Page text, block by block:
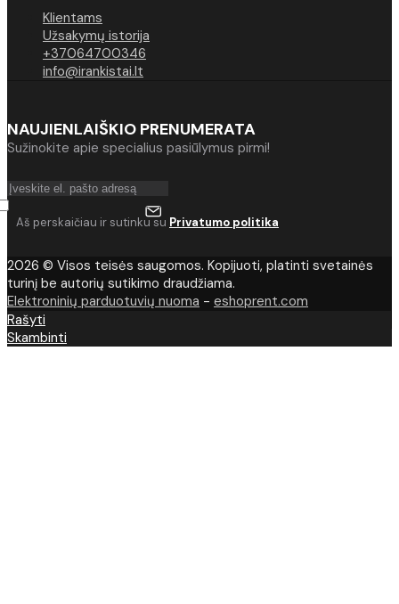
Klientams
Užsakymų istorija
+37064700346
info@irankistai.lt
NAUJIENLAIŠKIO PRENUMERATA
Sužinokite apie specialius pasiūlymus pirmi!
Aš perskaičiau ir sutinku su Privatumo politika
2026 © Visos teisės saugomos. Kopijuoti, platinti svetainės
turinį be autorių sutikimo draudžiama.
Elektroninių parduotuvių nuoma - eshoprent.com
Rašyti
Skambinti